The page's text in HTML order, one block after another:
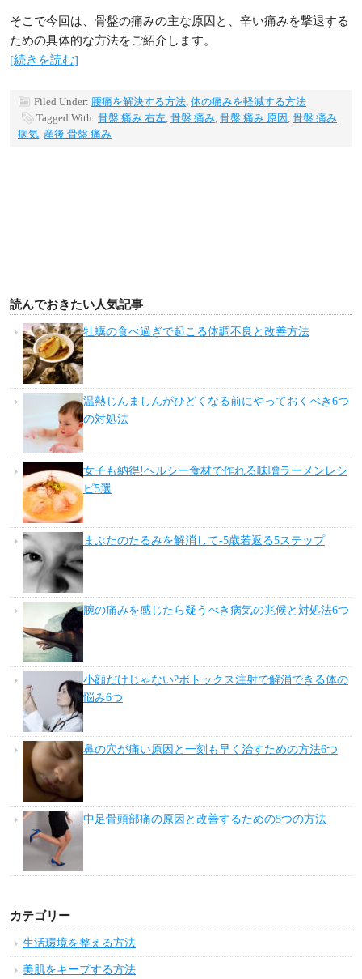
そこで今回は、骨盤の痛みの主な原因と、辛い痛みを撃退する
ための具体的な方法をご紹介します。
[続きを読む]
Filed Under: 腰痛を解決する方法, 体の痛みを軽減する方法
Tagged With: 骨盤 痛み 右左, 骨盤 痛み, 骨盤 痛み 原因 , 骨盤 痛み
病気, 産後 骨盤 痛み
読んでおきたい人気記事
牡蠣の食べ過ぎで起こる体調不良と改善方法
温熱じんましんがひどくなる前にやっておくべき6つ
の対処法
女子も納得!ヘルシー食材で作れる味噌ラーメンレシ
ピ5選
まぶたのたるみを解消して-5歳若返る5ステップ
腕の痛みを感じたら疑うべき病気の兆候と対処法6つ
小顔だけじゃない?ボトックス注射で解消できる体の
悩み6つ
鼻の穴が痛い原因と一刻も早く治すための方法6つ
中足骨頭部痛の原因と改善するための5つの方法
カテゴリー
生活環境を整える方法
美肌をキープする方法